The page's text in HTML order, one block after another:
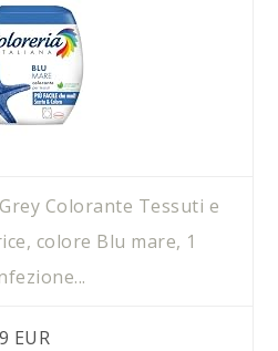
Colorante Tessuti e
colore Blu mare, 1
EUR